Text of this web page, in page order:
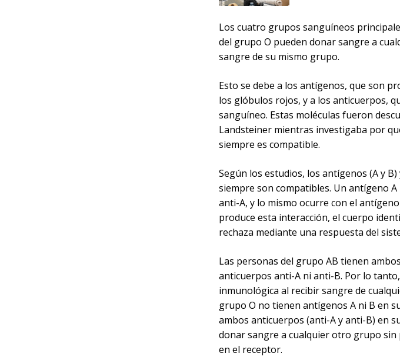
Los cuatro grupos sanguíneos
del grupo O pueden donar sangre a
sangre de su mismo grupo.
Esto se debe a los antígenos, que son
los glóbulos rojos, y a los anticuerpos,
sanguíneo. Estas moléculas fueron
Landsteiner mientras investigaba por
siempre es compatible.
Según los estudios, los antígenos (A y
siempre son compatibles. Un antígeno
anti-A, y lo mismo ocurre con el
produce esta interacción, el cuerpo
rechaza mediante una respuesta del
Las personas del grupo AB tienen
anticuerpos anti-A ni anti-B. Por lo
inmunológica al recibir sangre de
grupo O no tienen antígenos A ni B en
ambos anticuerpos (anti-A y anti-B) en
donar sangre a cualquier otro grupo
en el receptor.